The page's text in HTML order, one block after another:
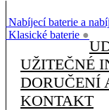
Nabíjecí baterie a
Klasické baterie ●
UŽITEČNÉ
DORUČENÍ
KONTAKT